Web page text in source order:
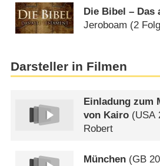
Die Bibel – Das
Jeroboam (2
Darsteller in Filmen
Einladung zum
von Kairo (USA
Robert
München (GB